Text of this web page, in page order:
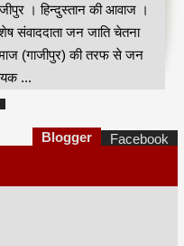
नई दिल्ली से मुंबई के वरिष्ठ पत्रकार
कपिलदेव खरवार की रिपोर्ट।खरवार
वेल्फेयर सोसायटी(रजि) की तरफ से
...
Blogger Facebook